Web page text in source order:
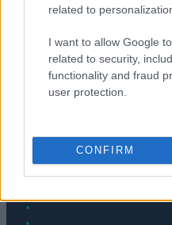
related to
I want to allow Google
related to security,
functionality and fraud
user protection.
CONFIRM
Nokii 3410 i trwa
nim nowości. Na
© 2026 Tabletowo.pl. Wszelkie